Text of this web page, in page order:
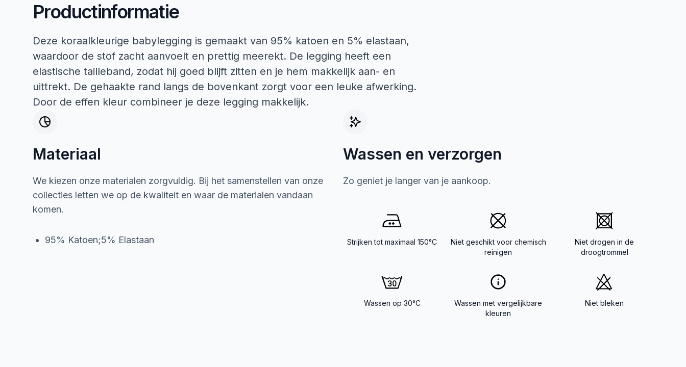
Productinformatie
Deze koraalkleurige babylegging is gemaakt van 95% katoen en 5% elastaan,
waardoor de stof zacht aanvoelt en prettig meerekt. De legging heeft een
elastische tailleband, zodat hij goed blijft zitten en je hem makkelijk aan- en
uittrekt. De gehaakte rand langs de bovenkant zorgt voor een leuke afwerking.
Door de effen kleur combineer je deze legging makkelijk.
Materiaal
We kiezen onze materialen zorgvuldig. Bij het samenstellen van onze
collecties letten we op de kwaliteit en waar de materialen vandaan
komen.
95% Katoen;5% Elastaan
Wassen en verzorgen
Zo geniet je langer van je aankoop.
Strijken tot maximaal 150°C
Niet geschikt voor chemisch
reinigen
Niet drogen in de
droogtrommel
Wassen op 30°C
Wassen met vergelijkbare
kleuren
Niet bleken